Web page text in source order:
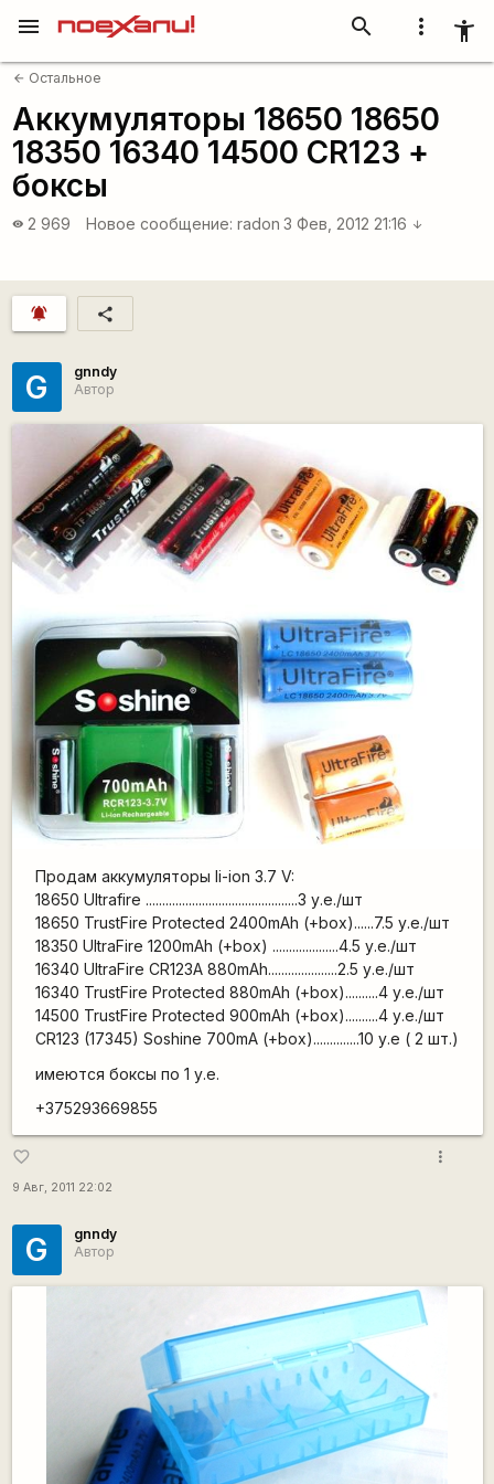
more_vert accessibility_new
search
menu
arrow_back Остальное
Аккумуляторы 18650 18650
18350 16340 14500 CR123 +
боксы
visibility 2 969 Новое сообщение: radon 3 Фев, 2012 21:16 arrow_downward
notifications_active share
G
gnndy
Автор
Продам аккумуляторы li-ion 3.7 V:
18650 Ultrafire ..............................................3 у.е./шт
18650 TrustFire Protected 2400mAh (+box)......7.5 у.е./шт
18350 UltraFire 1200mAh (+box) ....................4.5 у.е./шт
16340 UltraFire CR123A 880mAh.....................2.5 у.е./шт
16340 TrustFire Protected 880mAh (+box)..........4 у.е./шт
14500 TrustFire Protected 900mAh (+box)..........4 у.е./шт
CR123 (17345) Soshine 700mA (+box)..............10 у.е ( 2 шт.)
имеются боксы по 1 у.е.
+375293669855
favorite_border
9 Авг, 2011 22:02
more_vert
G
gnndy
Автор